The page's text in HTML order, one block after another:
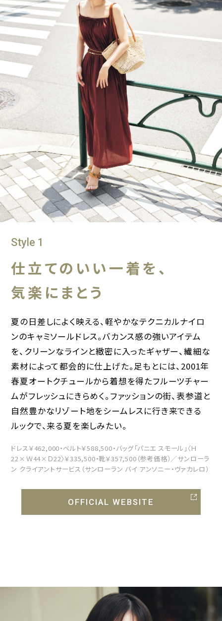
Style 1
仕立てのいい一着を、
気楽にまとう
夏の日差しによく映える、軽やかなテクニカルナイロ
ンのキャミソールドレス。バカンス感の強いアイテム
を、クリーンなラインと緻密に入ったギャザー、繊細な
素材によって都会的に仕上げた。足もとには、2001年
春夏オートクチュールから着想を得たフルーツチャー
ムがフレッシュにきらめく。ファッションの街、表参道と
自然豊かなリゾート地をシームレスに行き来できる
ルックで、来る夏を楽しみたい。
ドレス￥462,000・ベルト￥588,500・バッグ「パニエ スモール」〈Ｈ
22×Ｗ44×Ｄ22〉￥335,500・靴￥357,500（参考価格）／サンローラ
ン クライアントサービス（サンローラン バイ アンソニー・ヴァカレロ）
OFFICIAL WEBSITE